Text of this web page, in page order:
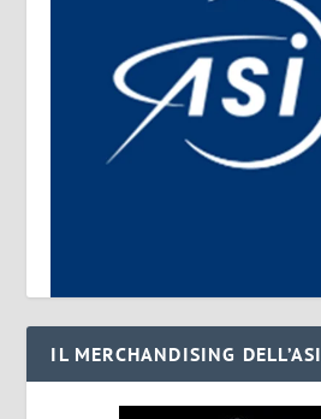
IL MERCHANDISING DELL’ASI